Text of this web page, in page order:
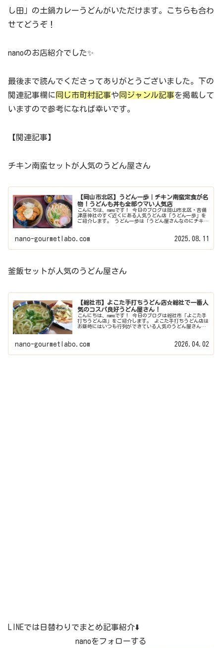
し田」の土鍋カレーうどんがいただけます。こちらも合わ
せてどうぞ！
nanoのお店紹介でした✨
最後まで読んでくださってありがとうございました。下の
関連記事欄に 同じ市町村記事や 同ジャンル記事を掲載して
いますので参考になれば幸いです。
【関連記事】
チキン南蛮セットが人気のうどん屋さん
【岡山市北区】うどん一歩｜チキン南蛮定食が名
物！うどんも丼も全部ウマい人気店
こんにちは、nanoです！ 今日のブログは岡山市北区・吉備
津彦神社のすぐ近くにある人気うどん店「うどん一歩」を
ご紹介します。 うどん一歩は「うどん屋さんなのにチキン
nano-gourmetlabo.com 2025.08.11
釜飯セットが人気のうどん屋さん
【総社市】よこた手打ちうどん店☆総社で一番人
気のコスパ良好うどん屋さん！
こんにちは、nanoです！ 今日のブログは総社市「よこた手
打ちうどん店」をご紹介します。 よこた手打ちうどん店は
お昼時にはいつも行列ができている人気のうどん屋さんで
nano-gourmetlabo.com 2026.04.02
LINEでは日替わりでまとめ記事紹介⬇️
nanoをフォローする